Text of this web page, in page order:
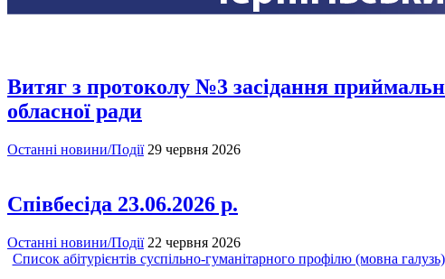
Витяг з протоколу №3 засідання
обласної ради
Останні новини/Події 29 червня 2026
Співбесіда 23.06.2026 р.
Останні новини/Події 22 червня 2026
Список абітурієнтів суспільно-гуманітарного профілю (мовна